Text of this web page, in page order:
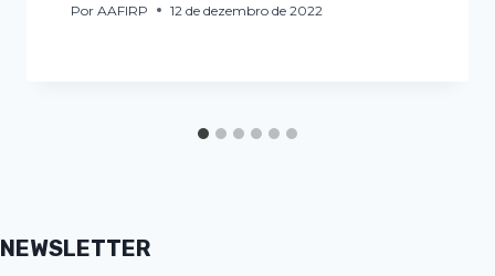
Por AAFIRP 12 de dezembro de 2022
NEWSLETTER